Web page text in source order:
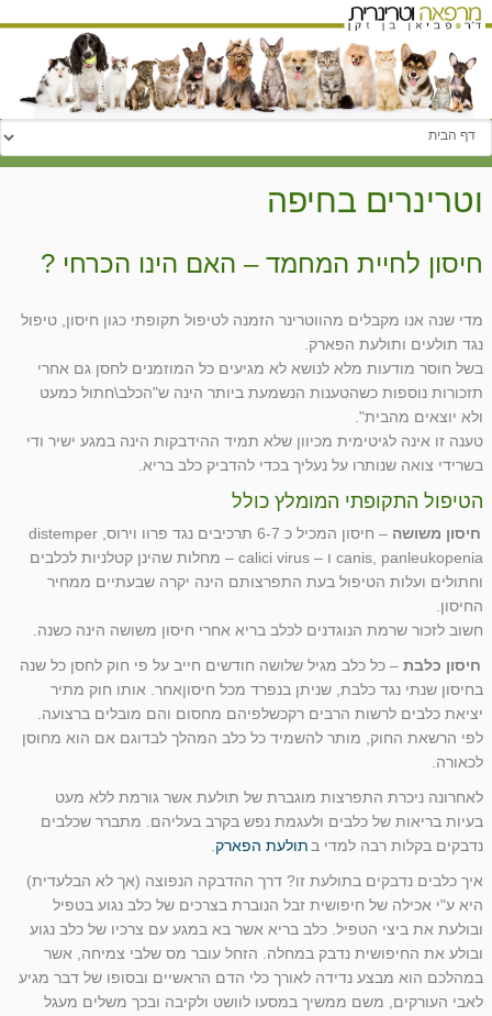
עבור אל:
וטרינרים בחיפה
חיסון לחיית המחמד – האם הינו הכרחי ?
מדי שנה אנו מקבלים מהווטרינר הזמנה לטיפול תקופתי כגון חיסון, טיפול
נגד תולעים ותולעת הפארק.
בשל חוסר מודעות מלא לנושא לא מגיעים כל המוזמנים לחסן גם אחרי
תזכורות נוספות כשהטענות הנשמעת ביותר הינה ש"הכלב\חתול כמעט
ולא יוצאים מהבית".
טענה זו אינה לגיטימית מכיוון שלא תמיד ההידבקות הינה במגע ישיר ודי
בשרידי צואה שנותרו על נעליך בכדי להדביק כלב בריא.
הטיפול התקופתי המומלץ כולל
חיסון משושה
– חיסון המכיל כ 6-7 תרכיבים נגד פרוו וירוס, distemper
canis, panleukopenia ו – calici virus – מחלות שהינן קטלניות לכלבים
וחתולים ועלות הטיפול בעת התפרצותם הינה יקרה שבעתיים ממחיר
החיסון.
חשוב לזכור שרמת הנוגדנים לכלב בריא אחרי חיסון משושה הינה כשנה.
חיסון כלבת – כל כלב מגיל שלושה חודשים חייב על פי חוק לחסן כל שנה
בחיסון שנתי נגד כלבת, שניתן בנפרד מכל חיסוןאחר. אותו חוק מתיר
יציאת כלבים לרשות הרבים רקכשלפיהם מחסום והם מובלים ברצועה.
לפי הרשאת החוק, מותר להשמיד כל כלב המהלך לבדוגם אם הוא מחוסן
לכאורה.
לאחרונה ניכרת התפרצות מוגברת של תולעת אשר גורמת ללא מעט
בעיות בריאות של כלבים ולעגמת נפש בקרב בעליהם. מתברר שכלבים
נדבקים בקלות רבה למדי בתולעת הפארק.
איך כלבים נדבקים בתולעת זו? דרך ההדבקה הנפוצה (אך לא הבלעדית)
היא ע"י אכילה של חיפושית זבל הנוברת בצרכים של כלב נגוע בטפיל
ובולעת את ביצי הטפיל. כלב בריא אשר בא במגע עם צרכיו של כלב נגוע
ובולע את החיפושית נדבק במחלה. הזחל עובר מס שלבי צמיחה, אשר
במהלכם הוא מבצע נדידה לאורך כלי הדם הראשיים ובסופו של דבר מגיע
לאבי העורקים, משם ממשיך במסעו לוושט ולקיבה ובכך משלים מעגל